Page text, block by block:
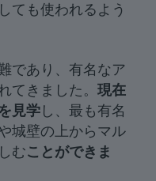
ても使われるよう
であり、有名なア
てきました。 現在
見学し、最も有名
城壁の上からマル
むことができま